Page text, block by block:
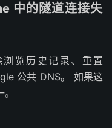
中的隧道连接失
览历史记录、重置
公共 DNS。 如果这